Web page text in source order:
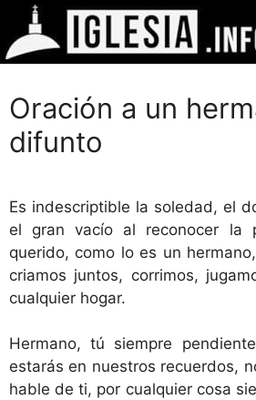
Saltar
contenido
Oración a un
difunto
Es indescriptible la soledad, el
el gran vacío al reconocer la
querido, como lo es un
criamos juntos, corrimos,
cualquier hogar.
Hermano, tú siempre
estarás en nuestros recuerdos,
hable de ti, por cualquier cosa